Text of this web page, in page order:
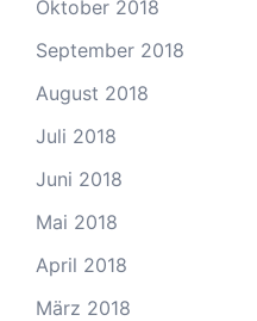
Oktober 2018
September 2018
August 2018
Juli 2018
Juni 2018
Mai 2018
April 2018
März 2018